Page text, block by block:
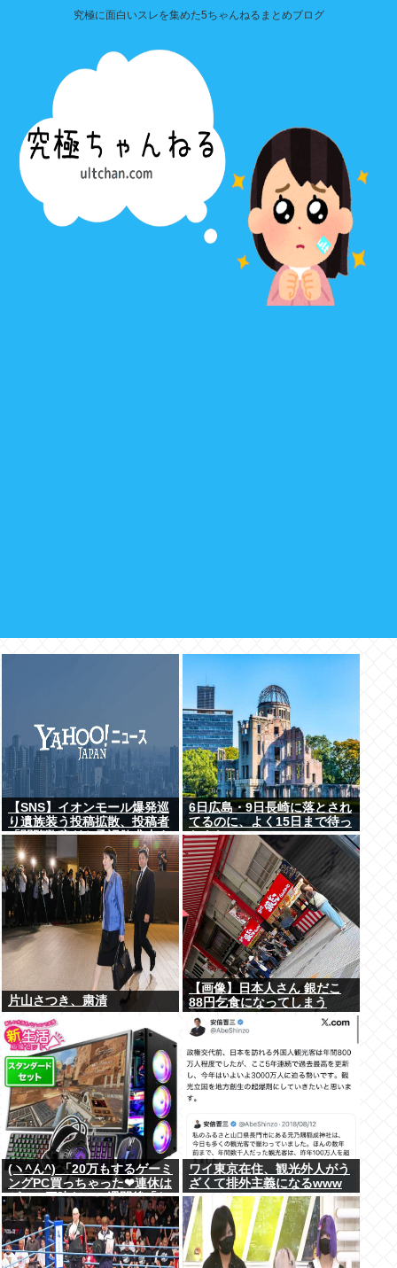
究極に面白いスレを集めた5ちゃんねるまとめブログ
【SNS】イオンモール爆発巡
り遺族装う投稿拡散、投稿者
「閲覧数稼ぎや承認欲求止ま
らなくなった」
6日広島・9日長崎に落とされ
てるのに、よく15日まで待っ
たよな
片山さつき、粛清
【画像】日本人さん 銀だこ
88円乞食になってしまう
(ヽ^ん^) 「20万もするゲーミ
ングPC買っちゃった❤連休は
ゲーム三昧だ」一週間後「お
届け物でーす」（ヽ´ん`）
「そう…」
ワイ東京在住、観光外人がう
ざくて排外主義になるwww